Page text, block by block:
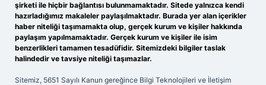
şirketi ile hiçbir bağlantısı bulunmamaktadır. Sitede yalnızca kendi
hazırladığımız makaleler paylaşılmaktadır. Burada yer alan içerikler
haber niteliği taşımamakta olup, gerçek kurum ve kişiler hakkında
paylaşım yapılmamaktadır. Gerçek kurum ve kişiler ile isim
benzerlikleri tamamen tesadüfidir. Sitemizdeki bilgiler taslak
halindedir ve tavsiye niteliği taşımazlar.
Sitemiz, 5651 Sayılı Kanun gereğince Bilgi Teknolojileri ve İletişim